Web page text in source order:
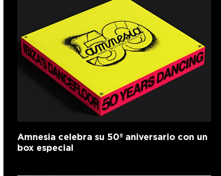
Amnesia celebra su 50º aniversario con un
box especial